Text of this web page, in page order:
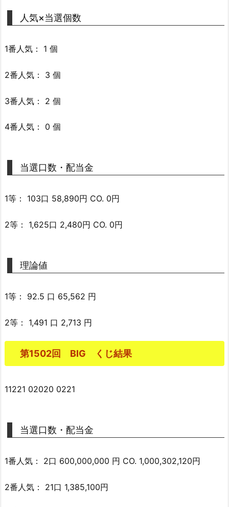
人気×当選個数
1番人気： 1 個
2番人気： 3 個
3番人気： 2 個
4番人気： 0 個
当選口数・配当金
1等： 103口 58,890円 CO. 0円
2等： 1,625口 2,480円 CO. 0円
理論値
1等： 92.5 口 65,562 円
2等： 1,491 口 2,713 円
第1502回 BIG くじ結果
11221 02020 0221
当選口数・配当金
1番人気： 2口 600,000,000 円 CO. 1,000,302,120円
2番人気： 21口 1,385,100円